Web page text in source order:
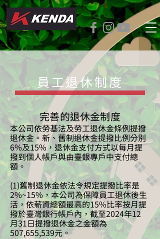
員工退休制度
​完善的退休金制度
本公司依勞基法及勞工退休金條例提撥
退休金。新、舊制退休金提撥比例分別
6%及15%，退休金支付方式以每月提
撥到個人帳戶與由臺銀專戶中支付總
額。
(1)舊制退休金依法令規定提撥比率是
2%~15%，本公司為保障員工退休後生
活，依薪資總額最高的15%比率按月提
撥於臺灣銀行帳戶內，截至2024年12
月31日提撥退休金之金額為
507,655,539元。